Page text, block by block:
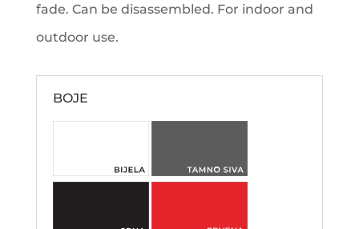
fade. Can be disassembled. For indoor and
outdoor use.
BOJE